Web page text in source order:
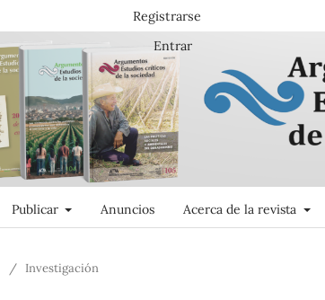
Publicar Anuncios Acerca de la revista
Registrarse
Entrar
/ Investigación